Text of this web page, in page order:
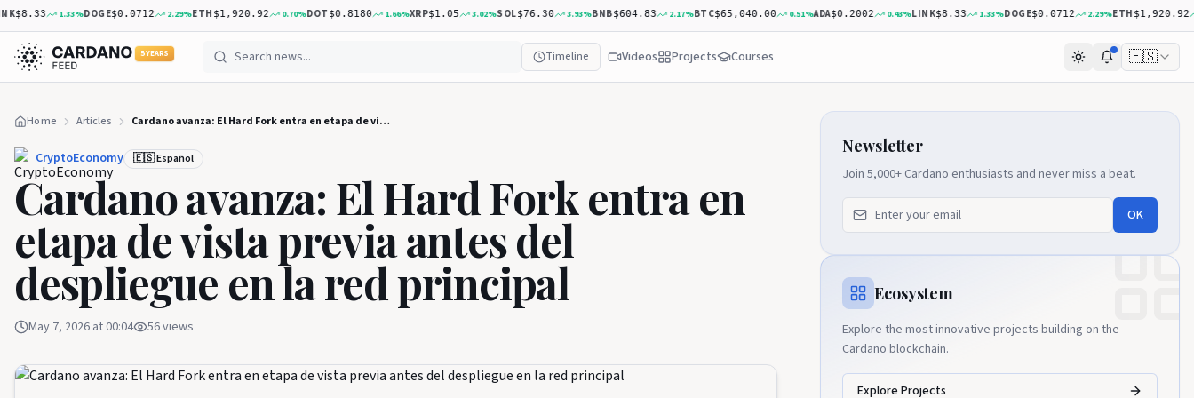
1.33% DOGE$0.0712 2.29% ETH$1,920.92 0.70% DOT$0.8180 1.66%XRP$1.05 3.02%SOL$76.30 3.93%BNB$604.83 2.17%BTC$65,040.00 0.51% ADA$0.2002 0.43% LINK$8.33 1.33% DOGE$0.0712 2.29% ETH$1,920.92 0.70
5 YEARS Timeline Videos Projects Courses 🇪🇸
Home Articles Cardano avanza: El Hard Fork entra en etapa de vista previa antes del despliegue en la red principal
CryptoEconomy 🇪🇸 Español
Cardano avanza: El Hard Fork entra en
etapa de vista previa antes del
despliegue en la red principal
May 7, 2026 at 00:04 56views
Newsletter
Join 5,000+ Cardano enthusiasts and never miss a beat.
OK
Ecosystem
Explore the most innovative projects building on the
Cardano blockchain.
Explore Projects